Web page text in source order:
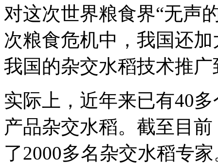
对这次世界粮食界“无声
次粮食危机中，我国还
我国的杂交水稻技术推
实际上，近年来已有40
产品杂交水稻。截至目
了2000多名杂交水稻专